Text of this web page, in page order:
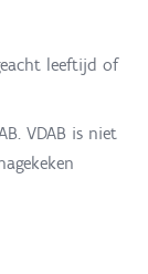
leeftijd of
VDAB is niet